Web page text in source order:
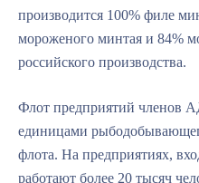
производится 100% филе
мороженого минтая и 84%
российского производства.
Флот предприятий членов
единицами
флота. На предприятиях,
работают более 20 тысяч